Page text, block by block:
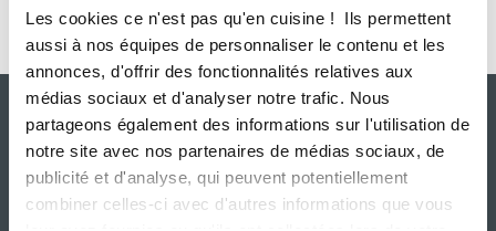
Les cookies ce n'est pas qu'en cuisine ! Ils permettent
aussi à nos équipes de personnaliser le contenu et les
annonces, d'offrir des fonctionnalités relatives aux
médias sociaux et d'analyser notre trafic. Nous
partageons également des informations sur l'utilisation de
notre site avec nos partenaires de médias sociaux, de
publicité et d'analyse, qui peuvent potentiellement
combiner celles-ci avec d'autres informations que vous